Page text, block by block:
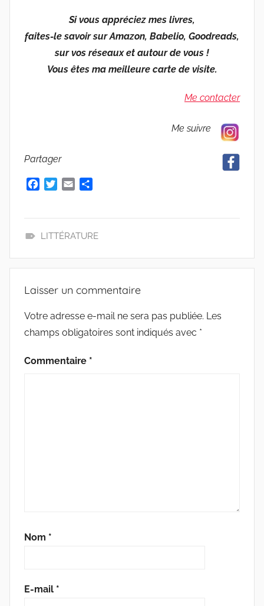
Si vous appréciez mes livres,
faites-le savoir sur Amazon, Babelio, Goodreads,
sur vos réseaux et autour de vous !
Vous êtes ma meilleure carte de visite.
Me contacter
Me suivre
Partager
b
o
t
r
l
a
e
E
T
U
R
LITTÉRATURE
Laisser un commentaire
Votre adresse e-mail ne sera pas publiée. Les
champs obligatoires sont indiqués avec *
Commentaire *
Nom *
E-mail *